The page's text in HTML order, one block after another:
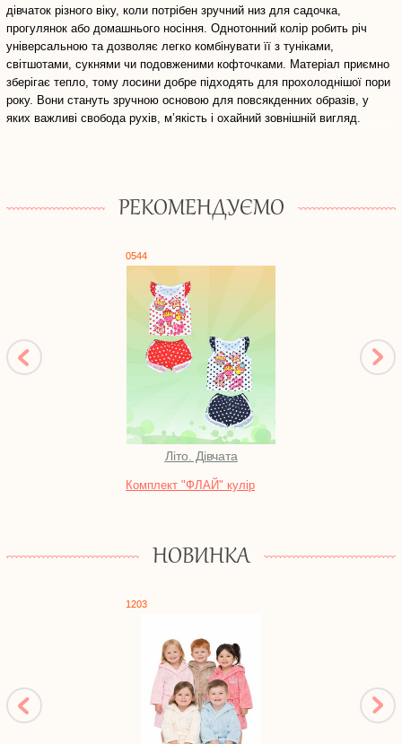
дівчаток різного віку, коли потрібен зручний низ для садочка,
прогулянок або домашнього носіння. Однотонний колір робить річ
універсальною та дозволяє легко комбінувати її з туніками,
світшотами, сукнями чи подовженими кофточками. Матеріал приємно
зберігає тепло, тому лосини добре підходять для прохолоднішої пори
року. Вони стануть зручною основою для повсякденних образів, у
яких важливі свобода рухів, м’якість і охайний зовнішній вигляд.
РЕКОМЕНДУЄМО
0544
Літо. Дівчата
Комплект "ФЛАЙ" кулір
НОВИНКА
1203